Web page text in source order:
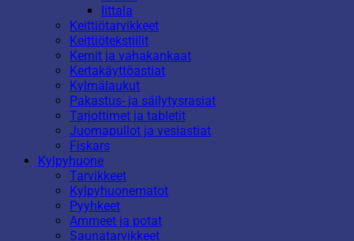
Iittala
Keittiötarvikkeet
Keittiötekstiilit
Kernit ja vahakankaat
Kertakäyttöastiat
Kylmälaukut
Pakastus- ja säilytysrasiat
Tarjottimet ja tabletit
Juomapullot ja vesiastiat
Fiskars
Kylpyhuone
Tarvikkeet
Kylpyhuonematot
Pyyhkeet
Ammeet ja potat
Saunatarvikkeet